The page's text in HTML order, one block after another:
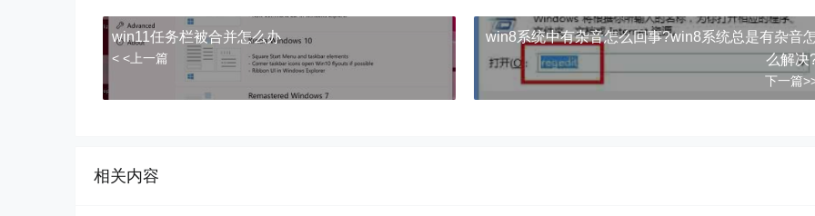
win11任务栏被合并怎么办
< <上一篇
win8系统中有杂音怎么回事?win8系统总是有杂音
么解决
下一篇
相关内容